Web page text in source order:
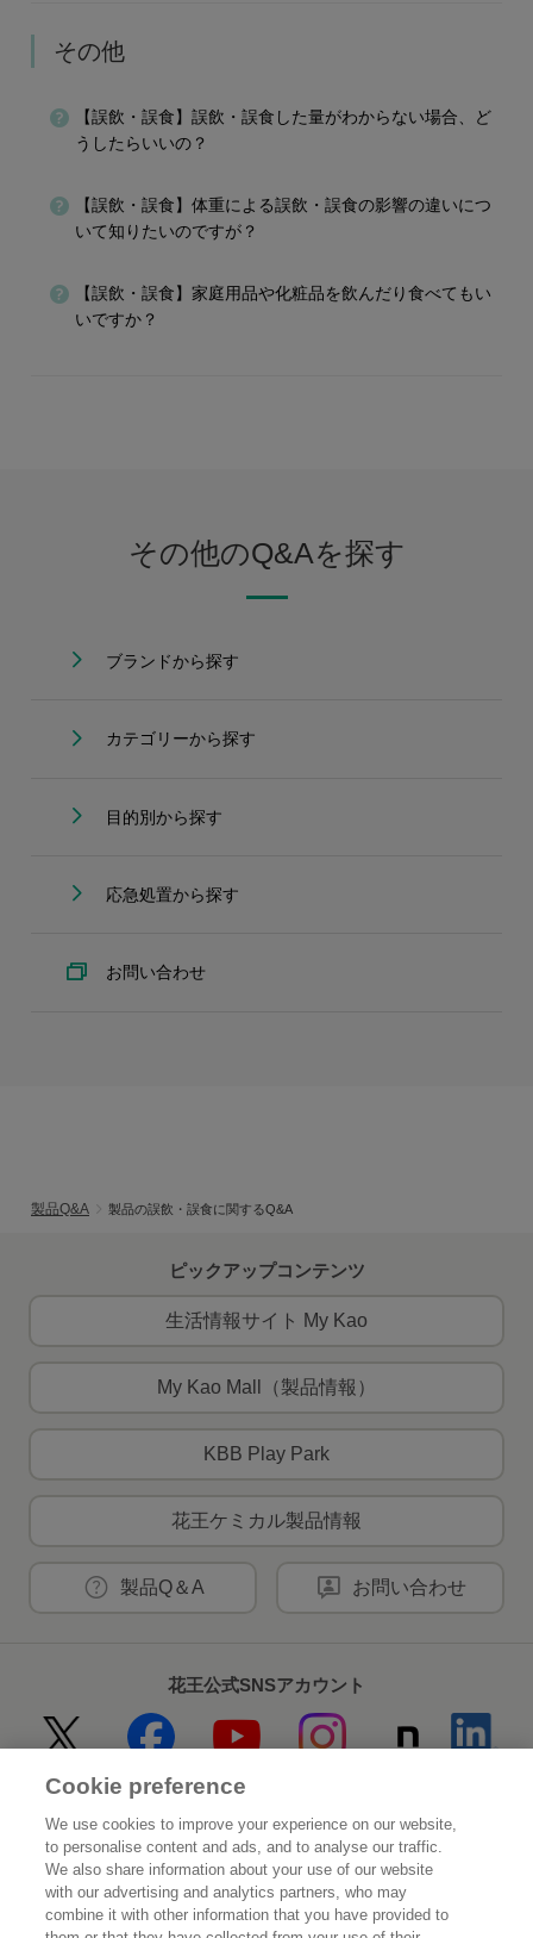
その他
【誤飲・誤食】誤飲・誤食した量がわからない場合、ど
うしたらいいの？
【誤飲・誤食】体重による誤飲・誤食の影響の違いにつ
いて知りたいのですが？
【誤飲・誤食】家庭用品や化粧品を飲んだり食べてもい
いですか？
その他のQ&Aを探す
ブランドから探す
カテゴリーから探す
目的別から探す
応急処置から探す
お問い合わせ
製品Q&A 製品の誤飲・誤食に関するQ&A
ピックアップコンテンツ
生活情報サイト My Kao
My Kao Mall（製品情報）
KBB Play Park
花王ケミカル製品情報
製品Q＆A お問い合わせ
花王公式SNSアカウント
Home 花王について
サステナビリティ イノベーション
ブランド 投資家情報
Cookie preference
We use cookies to improve your experience on our website,
to personalise content and ads, and to analyse our traffic.
We also share information about your use of our website
with our advertising and analytics partners, who may
combine it with other information that you have provided to